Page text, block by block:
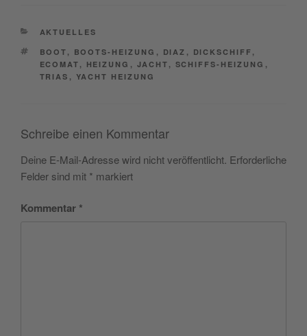
CATEGORIES
AKTUELLES
TAGS
BOOT , BOOTS-HEIZUNG , DIAZ , DICKSCHIFF ,
ECOMAT , HEIZUNG , JACHT , SCHIFFS-HEIZUNG ,
TRIAS , YACHT HEIZUNG
Schreibe einen Kommentar
Deine E-Mail-Adresse wird nicht veröffentlicht. Erforderliche
Felder sind mit * markiert
Kommentar *